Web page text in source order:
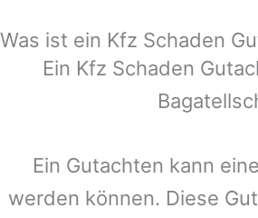
Was ist ein Kfz Schaden
Ein Kfz Schaden
Ein Gutachten kann
werden können. Diese